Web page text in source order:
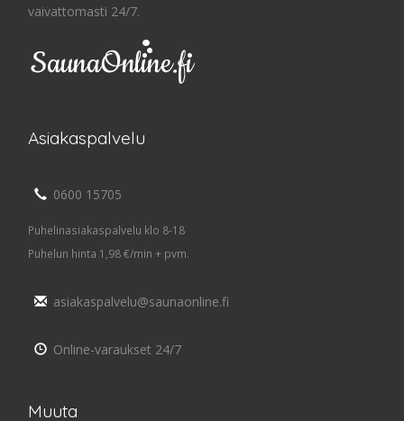
vaivattomasti 24/7.
Asiakaspalvelu
0600 15705
Puhelinasiakaspalvelu klo 8-18
Puhelun hinta 1,98 €/min + pvm.
asiakaspalvelu@saunaonline.fi
Online-varaukset 24/7
Muuta